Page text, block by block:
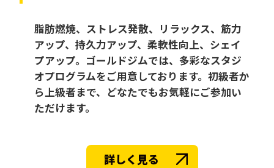
脂肪燃焼、ストレス発散、リラックス、筋力
アップ、持久力アップ、柔軟性向上、シェイ
プアップ。ゴールドジムでは、多彩なスタジ
オプログラムをご用意しております。初級者か
ら上級者まで、どなたでもお気軽にご参加い
ただけます。
詳しく見る